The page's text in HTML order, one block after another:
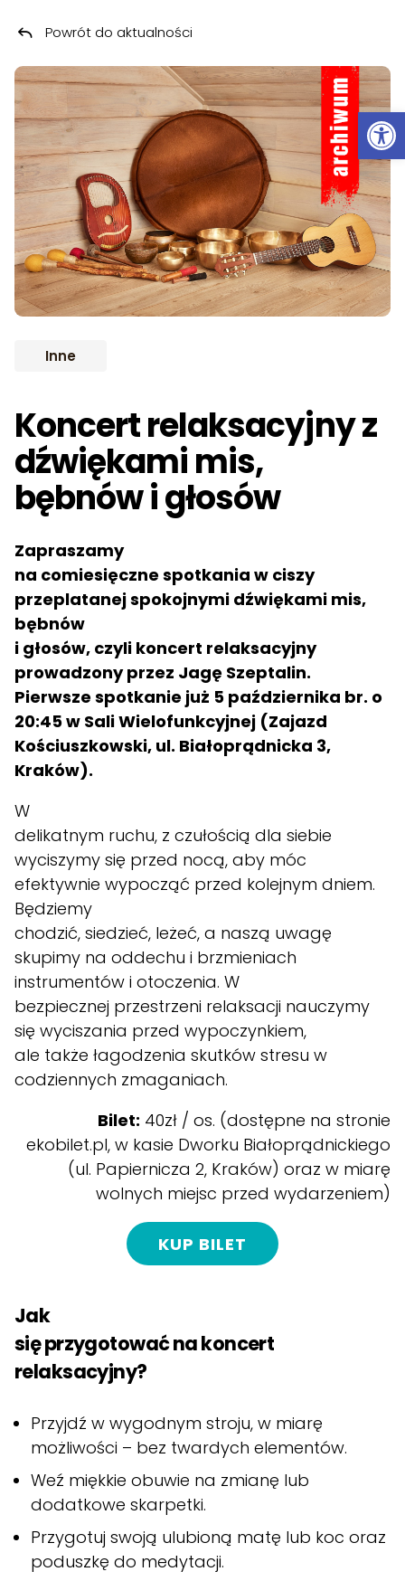
Przeskocz do treści
ARCHIWUM
Inne
Koncert relaksacyjny z
dźwiękami mis,
bębnów i głosów
Powrót do aktualności
Zapraszamy
na comiesięczne spotkania w ciszy
przeplatanej spokojnymi dźwiękami mis,
bębnów
i głosów, czyli koncert relaksacyjny
prowadzony przez Jagę Szeptalin.
Pierwsze spotkanie już 5 października br. o
20:45 w Sali Wielofunkcyjnej (Zajazd
Kościuszkowski, ul. Białoprądnicka 3,
Kraków).
W
delikatnym ruchu, z czułością dla siebie
wyciszymy się przed nocą, aby móc
efektywnie wypocząć przed kolejnym dniem.
Będziemy
chodzić, siedzieć, leżeć, a naszą uwagę
skupimy na oddechu i brzmieniach
instrumentów i otoczenia. W
bezpiecznej przestrzeni relaksacji nauczymy
się wyciszania przed wypoczynkiem,
ale także łagodzenia skutków stresu w
codziennych zmaganiach.
Bilet: 40zł / os. (dostępne na stronie
ekobilet.pl, w kasie Dworku Białoprądnickiego
(ul. Papiernicza 2, Kraków) oraz w miarę
wolnych miejsc przed wydarzeniem)
KUP BILET
Jak
się przygotować na koncert
relaksacyjny?
Przyjdź w wygodnym stroju, w miarę
możliwości – bez twardych elementów.
Weź miękkie obuwie na zmianę lub
dodatkowe skarpetki.
Przygotuj swoją ulubioną matę lub koc oraz
poduszkę do medytacji.